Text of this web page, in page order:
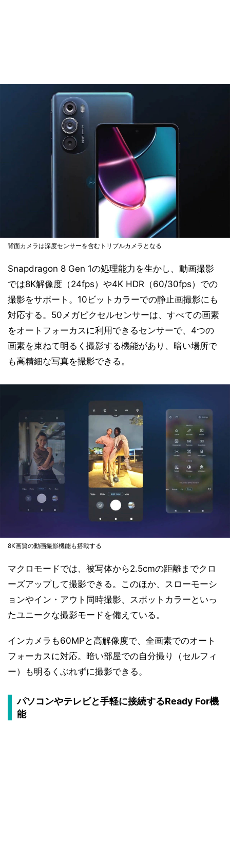
背面カメラは深度センサーを含むトリプルカメラとなる
Snapdragon 8 Gen 1の処理能力を生かし、動画撮影
では8K解像度（24fps）や4K HDR（60/30fps）での
撮影をサポート。10ビットカラーでの静止画撮影にも
対応する。50メガピクセルセンサーは、すべての画素
をオートフォーカスに利用できるセンサーで、4つの
画素を束ねて明るく撮影する機能があり、暗い場所で
も高精細な写真を撮影できる。
8K画質の動画撮影機能も搭載する
マクロモードでは、被写体から2.5cmの距離までクロ
ーズアップして撮影できる。このほか、スローモーシ
ョンやイン・アウト同時撮影、スポットカラーといっ
たユニークな撮影モードを備えている。
インカメラも60MPと高解像度で、全画素でのオート
フォーカスに対応。暗い部屋での自分撮り（セルフィ
ー）も明るくぶれずに撮影できる。
パソコンやテレビと手軽に接続するReady For機
能